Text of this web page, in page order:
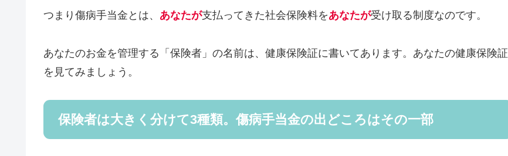
つまり傷病手当金とは、 あなたが支払ってきた社会保険料をあなたが受け取る制度なのです。
あなたのお金を管理する「保険者」の名前は、健康保険証に書いてあります。あなたの健康保険証
を見てみましょう。
保険者は大きく分けて3種類。傷病手当金の出どころはその一部